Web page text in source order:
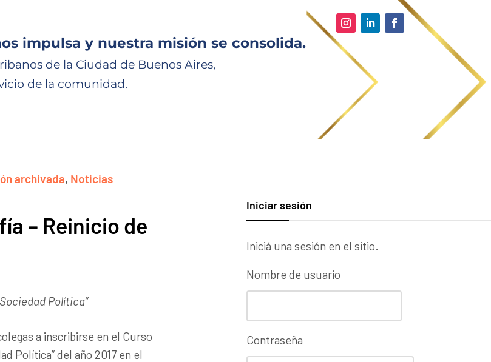
impulsa y nuestra misión se consolida.
de la Ciudad de Buenos Aires,
de la comunidad.
archivada, Noticias
– Reinicio de
Política”
a inscribirse en el Curso
Política” del año 2017 en el
Iniciar sesión
Iniciá una sesión en el sitio.
Nombre de usuario
Contraseña